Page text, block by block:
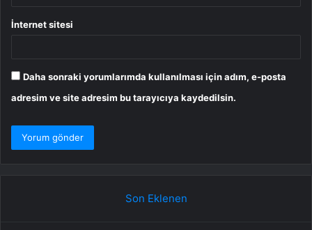
İnternet sitesi
Daha sonraki yorumlarımda kullanılması için adım, e-posta
adresim ve site adresim bu tarayıcıya kaydedilsin.
Son Eklenen